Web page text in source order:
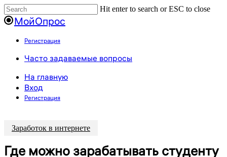
Пропустить
Hit enter to search or ESC to close
Close
Search
МойОпрос
Регистрация
Menu
Часто задаваемые вопросы
На главную
Вход
Регистрация
Заработок в интернете
Где можно зарабатывать студенту